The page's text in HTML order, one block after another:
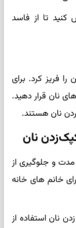
کنید تا از فاسد
را فریز کرد. برای
نان قرار دهید.
نان هستند.
نان
و جلوگیری از
خانم های خانه
نان استفاده از